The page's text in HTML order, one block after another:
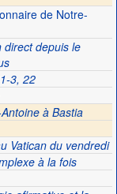
de Notre-
depuis le
3, 22
à Bastia
Vatican du vendredi
à la fois